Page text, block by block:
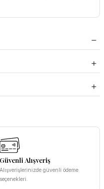
Güvenli Alışveriş
Alışverişlerinizde güvenli ödeme
seçenekleri.